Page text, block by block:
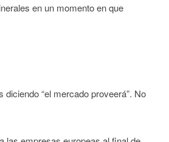
en un momento en que
“el mercado proveerá”. No